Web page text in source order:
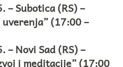
Subotica (RS) –
(17:00 –
Novi Sad (RS) –
i meditacije”(17:00